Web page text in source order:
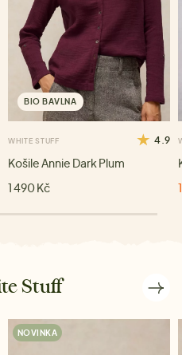
BIO BAVLNA
WHITE STUFF 4.9
Košile Annie Dark Plum
1 490 Kč
Stuff
NOVINKA